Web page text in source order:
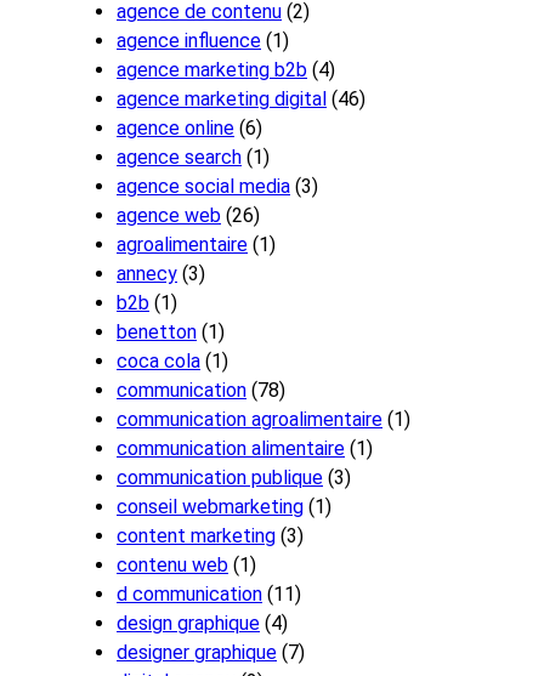
agence de contenu (2)
agence influence (1)
agence marketing b2b (4)
agence marketing digital (46)
agence online (6)
agence search (1)
agence social media (3)
agence web (26)
agroalimentaire (1)
annecy (3)
b2b (1)
benetton (1)
coca cola (1)
communication (78)
communication agroalimentaire (1)
communication alimentaire (1)
communication publique (3)
conseil webmarketing (1)
content marketing (3)
contenu web (1)
d communication (11)
design graphique (4)
designer graphique (7)